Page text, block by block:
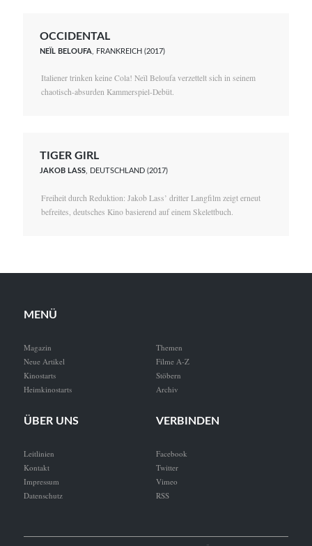
OCCIDENTAL
NEÏL BELOUFA , FRANKREICH (2017)
Italiener trinken keine Cola! Neïl Beloufa verzettelt sich in seinem
chaotisch-absurden Kammerspiel-Debüt.
TIGER GIRL
JAKOB LASS, DEUTSCHLAND (2017)
Freiheit durch Reduktion: Jakob Lass’ dritter Langfilm zeigt erneut
befreites, deutsches Kino basierend auf einem Skelettbuch.
MENÜ
Magazin
Neue Artikel
Kinostarts
Heimkinostarts
Themen
Filme A-Z
Stöbern
Archiv
ÜBER UNS
Leitlinien
Kontakt
Impressum
Datenschutz
VERBINDEN
Facebook
Twitter
Vimeo
RSS